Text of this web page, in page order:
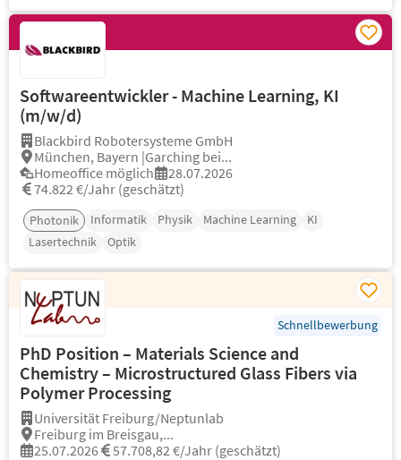
Softwareentwickler - Machine Learning, KI
(m/w/d)
Blackbird Robotersysteme GmbH
München, Bayern |Garching bei...
Homeoffice möglich
28.07.2026
74.822 €/Jahr (geschätzt)
Photonik Informatik Physik Machine Learning
KI
Lasertechnik
Optik
Schnellbewerbung
PhD Position – Materials Science and
Chemistry – Microstructured Glass Fibers via
Polymer Processing
Universität Freiburg/Neptunlab
Freiburg im Breisgau,...
25.07.2026
57.708,82 €/Jahr (geschätzt)